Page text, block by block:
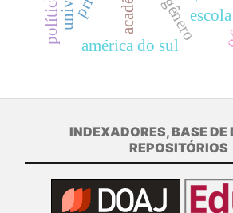
américa do sul
escola
INDEXADORES, BASE DE
REPOSITÓRIOS